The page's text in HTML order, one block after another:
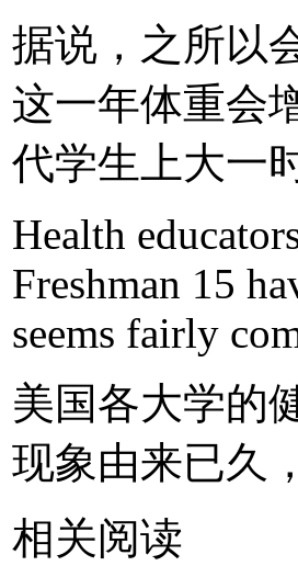
据说，之所以
这一年体重会
代学生上大一
Health
Freshman 15
seems fairly
美国各大学的
现象由来已久
相关阅读